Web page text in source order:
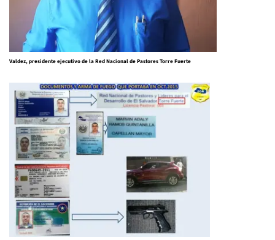
Valdez, presidente ejecutivo de la Red Nacional de Pastores Torre Fuerte